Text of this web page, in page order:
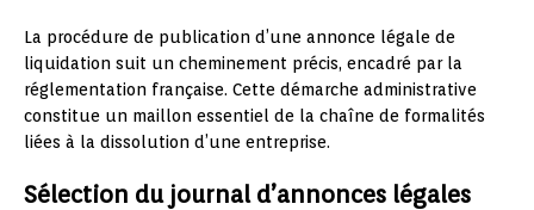
La procédure de publication d’une annonce légale de
liquidation suit un cheminement précis, encadré par la
réglementation française. Cette démarche administrative
constitue un maillon essentiel de la chaîne de formalités
liées à la dissolution d’une entreprise.
Sélection du journal d’annonces légales